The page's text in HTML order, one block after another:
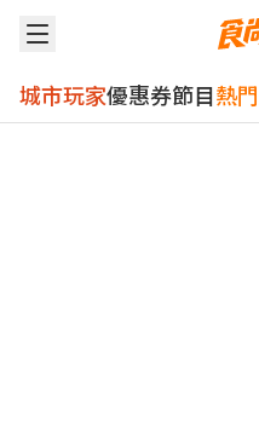
城市玩家優惠券節目熱門